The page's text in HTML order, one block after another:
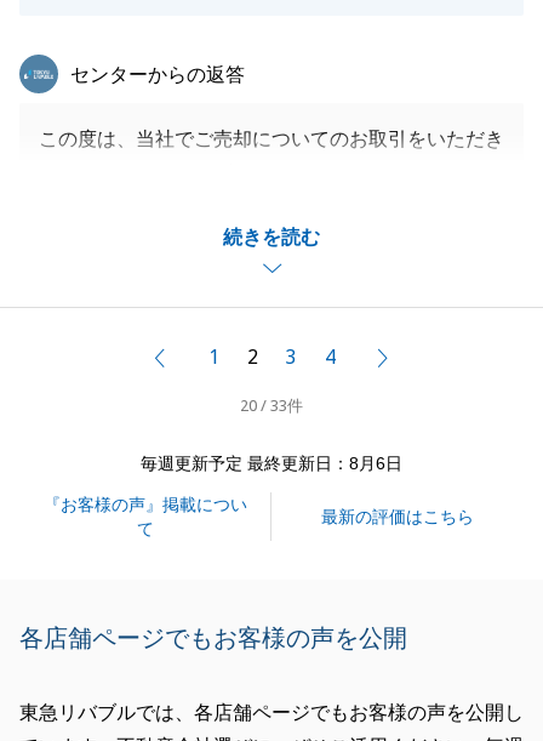
続きを読む
東急リバブル
センターからの返答
この度は、当社でご売却についてのお取引をいただき
まして、大変嬉しく思っております。
ご売却完了後のお手続きについてもお気軽にご相談い
ただければと思います。
前へ1 2 3 4
20 / 33件
毎週更新予定 最終更新日：8月6日
『お客様の声』掲載につい
て
最新の評価はこちら
各店舗ページでもお客様の声を公開
東急リバブルでは、各店舗ページでもお客様の声を公開し